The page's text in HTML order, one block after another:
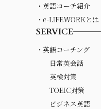
・英語コーチ紹介
・e-LIFEWORKとは
SERVICE
・英語コーチング
日常英会話
英検対策
TOEIC対策
ビジネス英語